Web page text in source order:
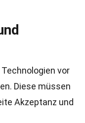
vor
Diese müssen
Akzeptanz und